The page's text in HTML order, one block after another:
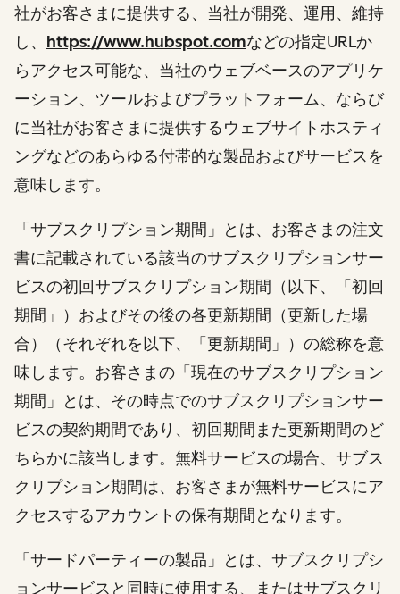
社がお客さまに提供する、当社が開発、運用、維持
し、 https://www.hubspot.comなどの指定URLか
らアクセス可能な、当社のウェブベースのアプリケ
ーション、ツールおよびプラットフォーム、ならび
に当社がお客さまに提供するウェブサイトホスティ
ングなどのあらゆる付帯的な製品およびサービスを
意味します。
「サブスクリプション期間」とは、お客さまの注文
書に記載されている該当のサブスクリプションサー
ビスの初回サブスクリプション期間（以下、「初回
期間」）およびその後の各更新期間（更新した場
合）（それぞれを以下、「更新期間」）の総称を意
味します。お客さまの「現在のサブスクリプション
期間」とは、その時点でのサブスクリプションサー
ビスの契約期間であり、初回期間また更新期間のど
ちらかに該当します。無料サービスの場合、サブス
クリプション期間は、お客さまが無料サービスにア
クセスするアカウントの保有期間となります。
「サードパーティーの製品」とは、サブスクリプシ
ョンサービスと同時に使用する、またはサブスクリ